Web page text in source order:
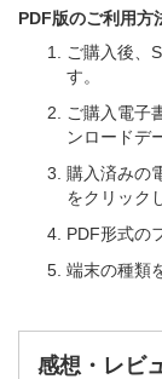
PDF版のご利用方
ご購入後、
す。
ご購入電子
ンロードデ
購入済みの
をクリック
PDF形式の
端末の種類
感想・レビ